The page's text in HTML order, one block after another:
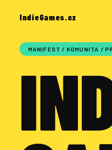
IndieGames.cz
MANIFEST / KOMUNITA /